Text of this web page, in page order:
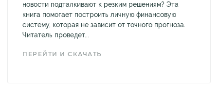
новости подталкивают к резким решениям? Эта
книга помогает построить личную финансовую
систему, которая не зависит от точного прогноза.
Читатель проведет...
ПЕРЕЙТИ И СКАЧАТЬ